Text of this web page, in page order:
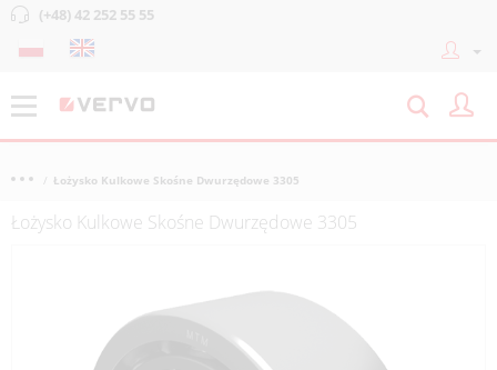
(+48) 42 252 55 55
Łożysko Kulkowe Skośne Dwurzędowe 3305
Łożysko Kulkowe Skośne Dwurzędowe 3305